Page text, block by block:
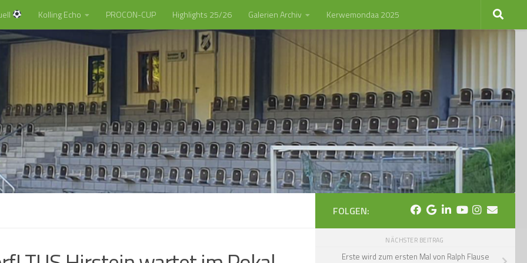
Kolling Echo PROCON-CUP Highlights 25/26 Galerien Archiv Kerwemondaa 2025
FOLGEN:
NÄCHSTER BEITRAG
Erste wird zum ersten Mal von Ralph Flause